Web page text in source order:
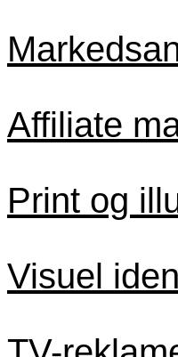
Affiliate
Print og
Visuel